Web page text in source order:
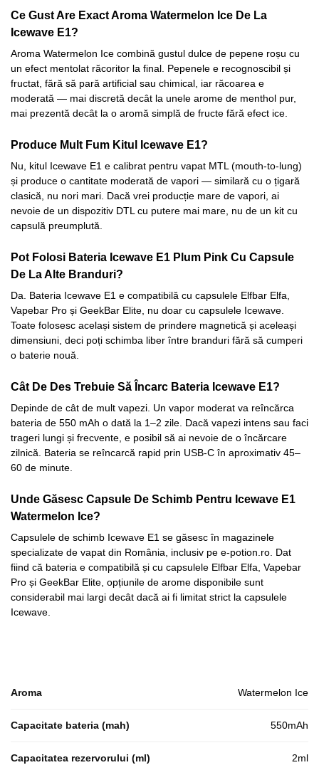
Ce Gust Are Exact Aroma Watermelon Ice De La
Icewave E1?
Aroma Watermelon Ice combină gustul dulce de pepene roșu cu
un efect mentolat răcoritor la final. Pepenele e recognoscibil și
fructat, fără să pară artificial sau chimical, iar răcoarea e
moderată — mai discretă decât la unele arome de menthol pur,
mai prezentă decât la o aromă simplă de fructe fără efect ice.
Produce Mult Fum Kitul Icewave E1?
Nu, kitul Icewave E1 e calibrat pentru vapat MTL (mouth-to-lung)
și produce o cantitate moderată de vapori — similară cu o țigară
clasică, nu nori mari. Dacă vrei producție mare de vapori, ai
nevoie de un dispozitiv DTL cu putere mai mare, nu de un kit cu
capsulă preumplută.
Pot Folosi Bateria Icewave E1 Plum Pink Cu Capsule
De La Alte Branduri?
Da. Bateria Icewave E1 e compatibilă cu capsulele Elfbar Elfa,
Vapebar Pro și GeekBar Elite, nu doar cu capsulele Icewave.
Toate folosesc același sistem de prindere magnetică și aceleași
dimensiuni, deci poți schimba liber între branduri fără să cumperi
o baterie nouă.
Cât De Des Trebuie Să Încarc Bateria Icewave E1?
Depinde de cât de mult vapezi. Un vapor moderat va reîncărca
bateria de 550 mAh o dată la 1–2 zile. Dacă vapezi intens sau faci
trageri lungi și frecvente, e posibil să ai nevoie de o încărcare
zilnică. Bateria se reîncarcă rapid prin USB-C în aproximativ 45–
60 de minute.
Unde Găsesc Capsule De Schimb Pentru Icewave E1
Watermelon Ice?
Capsulele de schimb Icewave E1 se găsesc în magazinele
specializate de vapat din România, inclusiv pe e-potion.ro. Dat
fiind că bateria e compatibilă și cu capsulele Elfbar Elfa, Vapebar
Pro și GeekBar Elite, opțiunile de arome disponibile sunt
considerabil mai largi decât dacă ai fi limitat strict la capsulele
Icewave.
Aroma Watermelon Ice
Capacitate bateria (mah) 550mAh
Capacitatea rezervorului (ml) 2ml